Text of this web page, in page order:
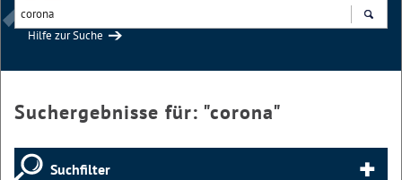
Hilfe zur Suche
Suchergebnisse für: "corona"
Suchfilter